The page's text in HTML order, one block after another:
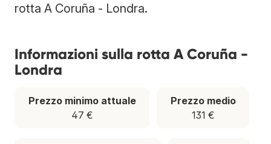
rotta A Coruña - Londra.
Informazioni sulla rotta A Coruña -
Londra
Prezzo minimo attuale
47 €
Prezzo medio
131 €